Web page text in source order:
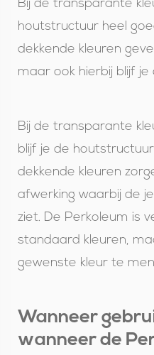
Bij de transparante
houtstructuur heel
dekkende kleuren
maar ook hierbij blijf
Bij de transparante
blijf je de
dekkende kleuren
afwerking waarbij de
ziet. De Perkoleum is
standaard kleuren,
gewenste kleur te
Wanneer
wanneer de